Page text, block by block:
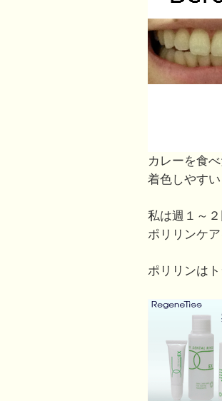
カレーを食
着色しやす
私は週１～
ポリリンケア
ポリリンは